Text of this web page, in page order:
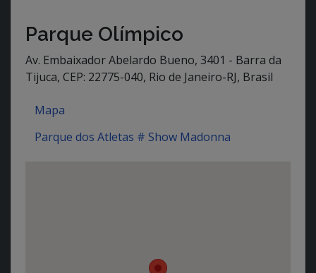
Parque Olímpico
Av. Embaixador Abelardo Bueno, 3401 - Barra da
Tijuca, CEP: 22775-040, Rio de Janeiro-RJ, Brasil
Mapa
Parque dos Atletas # Show Madonna